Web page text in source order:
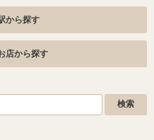
から探す
店から探す